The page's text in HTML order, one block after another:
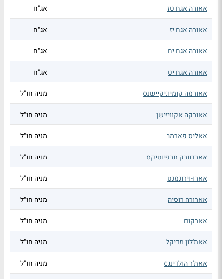
אאורה אגח טז אג"ח
אאורה אגח יז אג"ח
אאורה אגח יח אג"ח
אאורה אגח יט אג"ח
אאורמה קומיוניקיישנס מניה חו"ל
אאורקה אקוויזישן מניה חו"ל
אאליס פארמה מניה חו"ל
אארדוורק תרפיוטיקס מניה חו"ל
אארו-וירונמנט מניה חו"ל
אארורה רוסיה מניה חו"ל
אארקום מניה חו"ל
אאת'לון מדיקל מניה חו"ל
אאת'ר הולדינגס מניה חו"ל